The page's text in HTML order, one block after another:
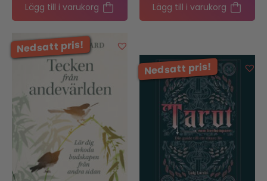
Lägg till i varukorg Lägg till i varukorg